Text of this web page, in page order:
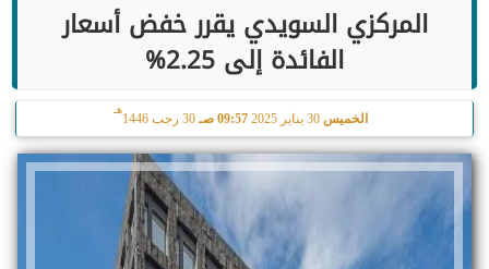
المركزي السويدي يقرر خفض أسعار
الفائدة إلى 2.25%
الخميس 30 يناير 2025 09:57 صـ 30 رجب 1446
هـ